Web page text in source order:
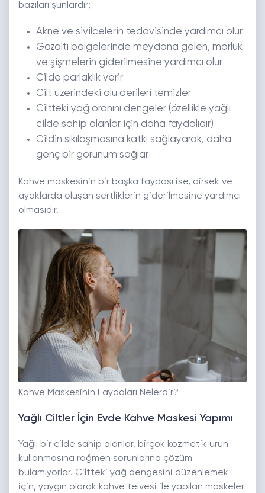
bazıları şunlardır;
Akne ve sivilcelerin tedavisinde yardımcı olur
Gözaltı bölgelerinde meydana gelen, morluk
ve şişmelerin giderilmesine yardımcı olur
Cilde parlaklık verir
Cilt üzerindeki ölü derileri temizler
Ciltteki yağ oranını dengeler (özellikle yağlı
cilde sahip olanlar için daha faydalıdır)
Cildin sıkılaşmasına katkı sağlayarak, daha
genç bir görünüm sağlar
Kahve maskesinin bir başka faydası ise, dirsek ve
ayaklarda oluşan sertliklerin giderilmesine yardımcı
olmasıdır.
Kahve Maskesinin Faydaları Nelerdir?
Yağlı Ciltler İçin Evde Kahve Maskesi Yapımı
Yağlı bir cilde sahip olanlar, birçok kozmetik ürün
kullanmasına rağmen sorunlarına çözüm
bulamıyorlar. Ciltteki yağ dengesini düzenlemek
için, yaygın olarak kahve telvesi ile yapılan maskeler